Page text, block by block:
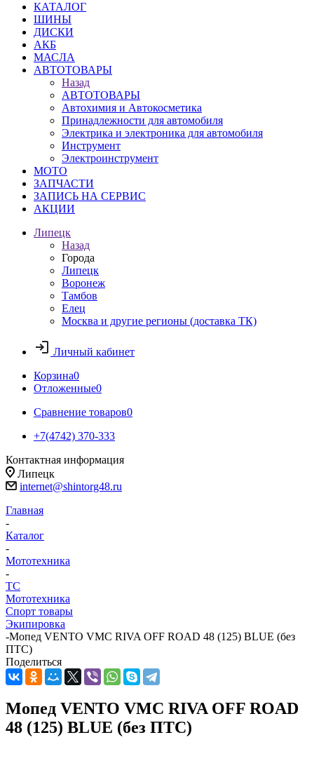
КАТАЛОГ
ШИНЫ
ДИСКИ
АКБ
МАСЛА
АВТОТОВАРЫ
Назад
АВТОТОВАРЫ
Автохимия и Автокосметика
Принадлежности для автомобиля
Электрика и электроника для автомобиля
Инструмент
Электроинструмент
МОТО
ЗАПЧАСТИ
ЗАПИСЬ НА СЕРВИС
АКЦИИ
Липецк
Назад
Города
Липецк
Воронеж
Тамбов
Елец
Москва и другие регионы (доставка ТК)
Личный кабинет
Корзина0
Отложенные0
Сравнение товаров0
+7(4742) 370-333
Контактная информация
Липецк
internet@shintorg48.ru
Главная
-
Каталог
-
Мототехника
-
ТС
Мототехника
Спорт товары
Экипировка
-Мопед VENTO VMC RIVA OFF ROAD 48 (125) BLUE (без
ПТС)
Поделиться
Мопед VENTO VMC RIVA OFF ROAD
48 (125) BLUE (без ПТС)